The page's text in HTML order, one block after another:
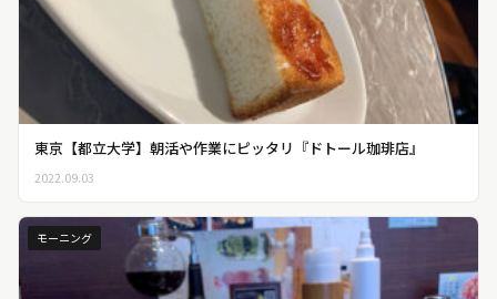
東京【都立大学】朝活や作業にピッタリ『ドトール珈琲店』
2022.09.03
モーニング